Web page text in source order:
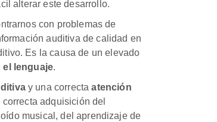
alterar este desarrollo.
con problemas de
auditiva de calidad en
Es la causa de un elevado
el lenguaje.
y una correctaatención
adquisición del
musical, del aprendizaje de